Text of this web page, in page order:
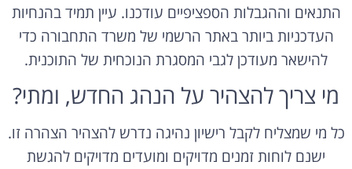
התנאים וההגבלות הספציפיים עודכנו. עיין תמיד בהנחיות
העדכניות ביותר באתר הרשמי של משרד התחבורה כדי
להישאר מעודכן לגבי המסגרת הנוכחית של התוכנית.
מי צריך להצהיר על הנהג החדש, ומתי?
כל מי שמצליח לקבל רישיון נהיגה נדרש להצהיר הצהרה זו.
ישנם לוחות זמנים מדויקים ומועדים מדויקים להגשת